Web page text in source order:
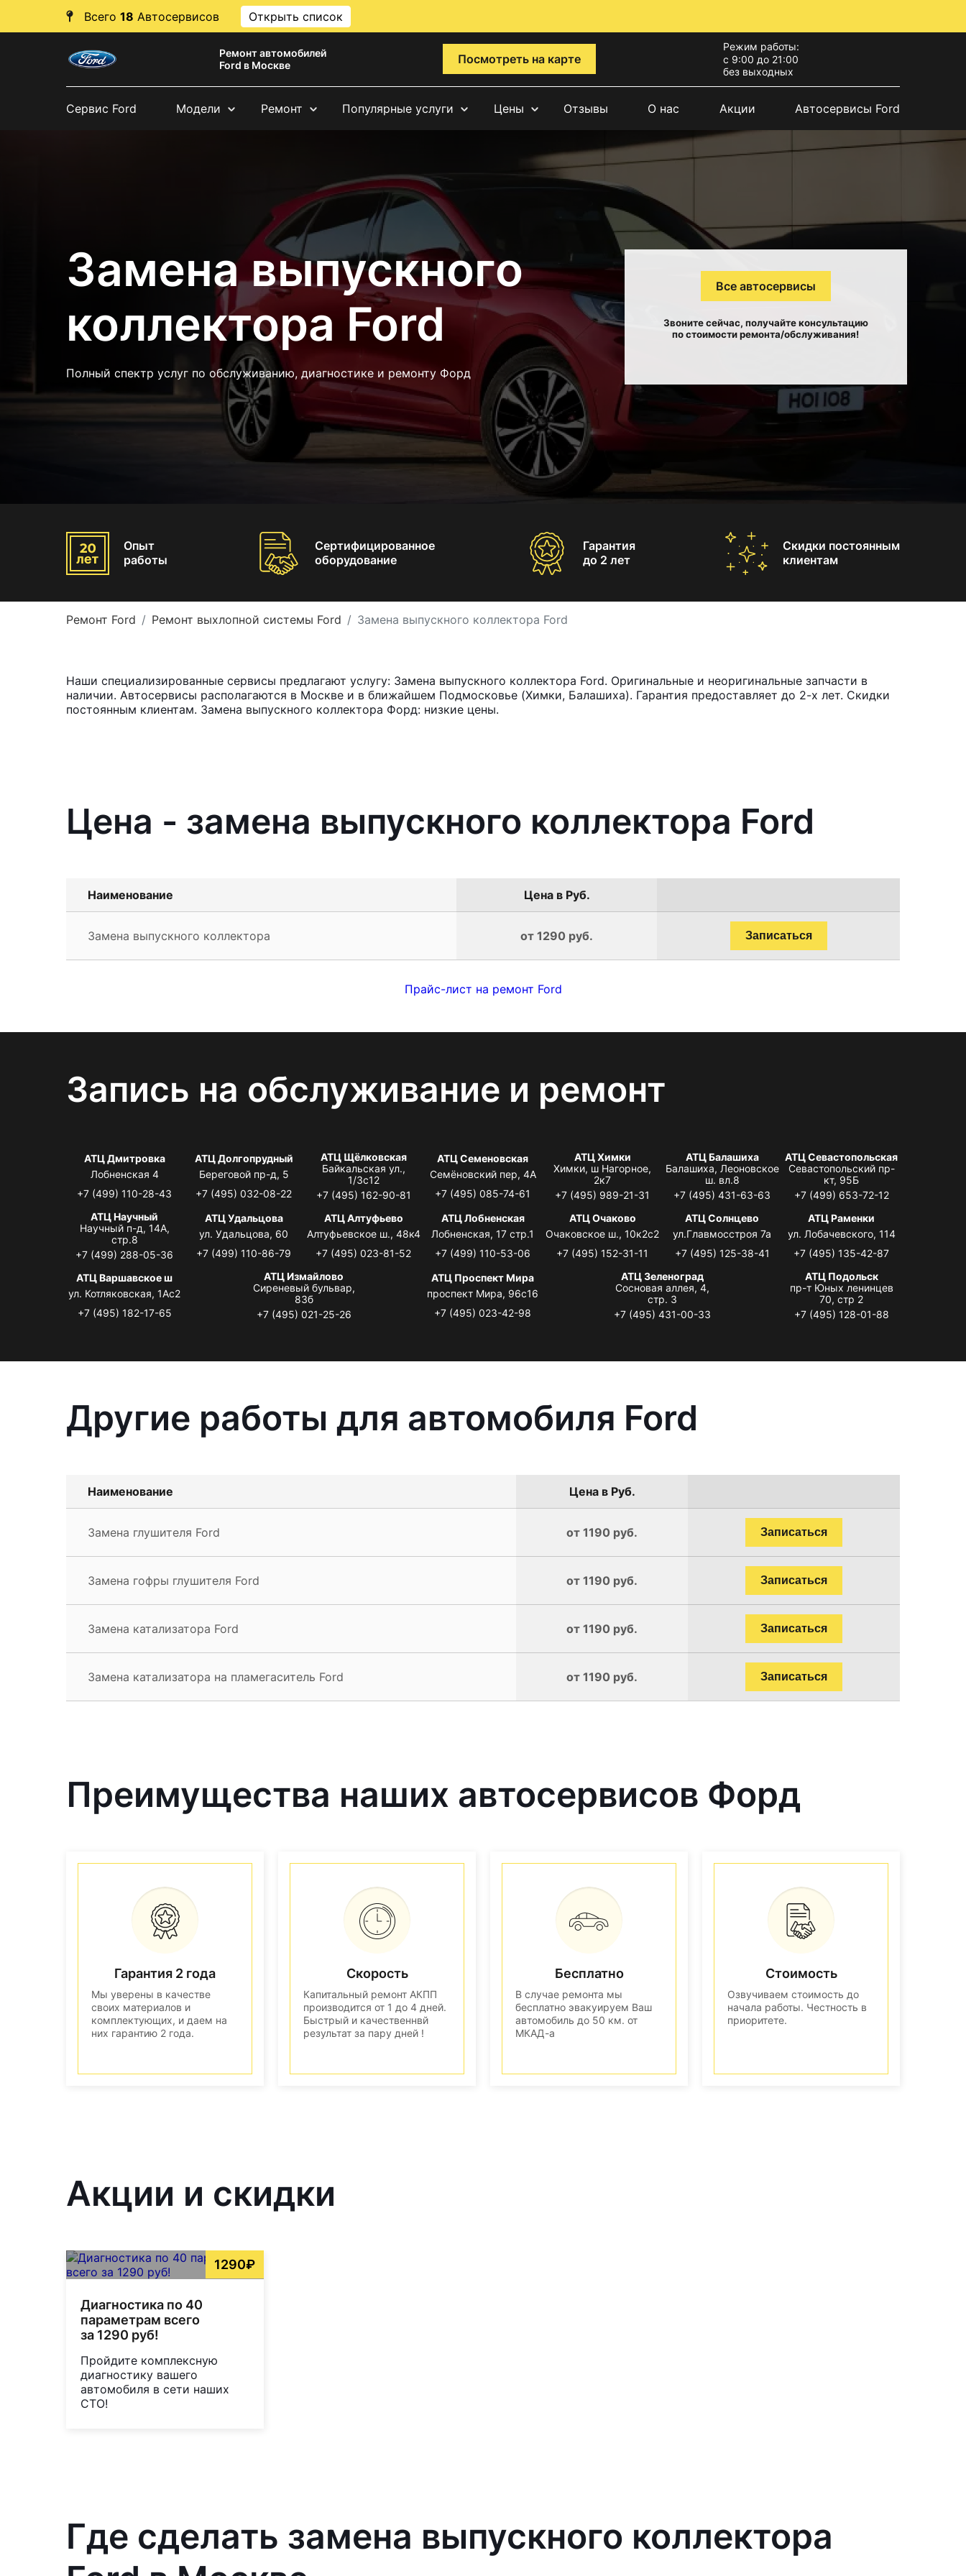
Всего 18 Автосервисов Открыть список
Ремонт автомобилей
Ford в Москве
Посмотреть на карте
Режим работы:
с 9:00 до 21:00
без выходных
Сервис Ford Модели Ремонт Популярные услуги Цены Отзывы О нас Акции Автосервисы Ford
Замена выпускного
коллектора Ford
Полный спектр услуг по обслуживанию, диагностике и ремонту Форд
Все автосервисы
Звоните сейчас, получайте консультацию
по стоимости ремонта/обслуживания!
Опыт
работы
Сертифицированное
оборудование
Гарантия
до 2 лет
Скидки постоянным
клиентам
Ремонт Ford Ремонт выхлопной системы Ford Замена выпускного коллектора Ford
Наши специализированные сервисы предлагают услугу: Замена выпускного коллектора Ford. Оригинальные и неоригинальные запчасти в
наличии. Автосервисы располагаются в Москве и в ближайшем Подмосковье (Химки, Балашиха). Гарантия предоставляет до 2-х лет. Скидки
постоянным клиентам. Замена выпускного коллектора Форд: низкие цены.
Цена - замена выпускного коллектора Ford
Наименование Цена в Руб.
Замена выпускного коллектора от 1290 руб. Записаться
Прайс-лист на ремонт Ford
Запись на обслуживание и ремонт
АТЦ Дмитровка
Лобненская 4
+7 (499) 110-28-43
АТЦ Долгопрудный
Береговой пр-д, 5
+7 (495) 032-08-22
АТЦ Щёлковская
Байкальская ул.,
1/3с12
+7 (495) 162-90-81
АТЦ Семеновская
Семёновский пер, 4А
+7 (495) 085-74-61
АТЦ Химки
Химки, ш Нагорное,
2к7
+7 (495) 989-21-31
АТЦ Балашиха
Балашиха, Леоновское
ш. вл.8
+7 (495) 431-63-63
АТЦ Севастопольская
Севастопольский пр-
кт, 95Б
+7 (499) 653-72-12
АТЦ Научный
Научный п-д, 14А,
стр.8
+7 (499) 288-05-36
АТЦ Удальцова
ул. Удальцова, 60
+7 (499) 110-86-79
АТЦ Алтуфьево
Алтуфьевское ш., 48к4
+7 (495) 023-81-52
АТЦ Лобненская
Лобненская, 17 стр.1
+7 (499) 110-53-06
АТЦ Очаково
Очаковское ш., 10к2с2
+7 (495) 152-31-11
АТЦ Солнцево
ул.Главмосстроя 7а
+7 (495) 125-38-41
АТЦ Раменки
ул. Лобачевского, 114
+7 (495) 135-42-87
АТЦ Варшавское ш
ул. Котляковская, 1Ас2
+7 (495) 182-17-65
АТЦ Измайлово
Сиреневый бульвар,
83б
+7 (495) 021-25-26
АТЦ Проспект Мира
проспект Мира, 96с16
+7 (495) 023-42-98
АТЦ Зеленоград
Сосновая аллея, 4,
стр. 3
+7 (495) 431-00-33
АТЦ Подольск
пр-т Юных ленинцев
70, стр 2
+7 (495) 128-01-88
Другие работы для автомобиля Ford
Наименование Цена в Руб.
Замена глушителя Ford от 1190 руб. Записаться
Замена гофры глушителя Ford от 1190 руб. Записаться
Замена катализатора Ford от 1190 руб. Записаться
Замена катализатора на пламегаситель Ford от 1190 руб. Записаться
Преимущества наших автосервисов Форд
Гарантия 2 года
Мы уверены в качестве
своих материалов и
комплектующих, и даем на
них гарантию 2 года.
Скорость
Капитальный ремонт АКПП
производится от 1 до 4 дней.
Быстрый и качественнвй
результат за пару дней !
Бесплатно
В случае ремонта мы
бесплатно эвакуируем Ваш
автомобиль до 50 км. от
МКАД-а
Стоимость
Озвучиваем стоимость до
начала работы. Честность в
приоритете.
Акции и скидки
1290₽
Диагностика по 40
параметрам всего
за 1290 руб!
Пройдите комплексную
диагностику вашего
автомобиля в сети наших
СТО!
Где сделать замена выпускного коллектора